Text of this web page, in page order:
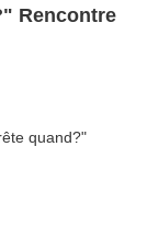
Rencontre